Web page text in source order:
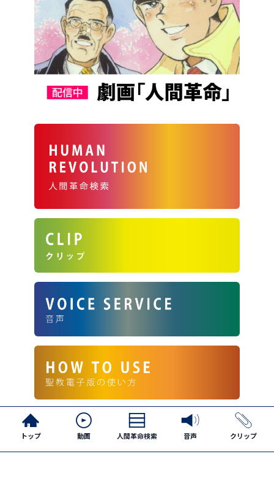
ご案内
トップ 動画 人間革命検索 音声 クリップ